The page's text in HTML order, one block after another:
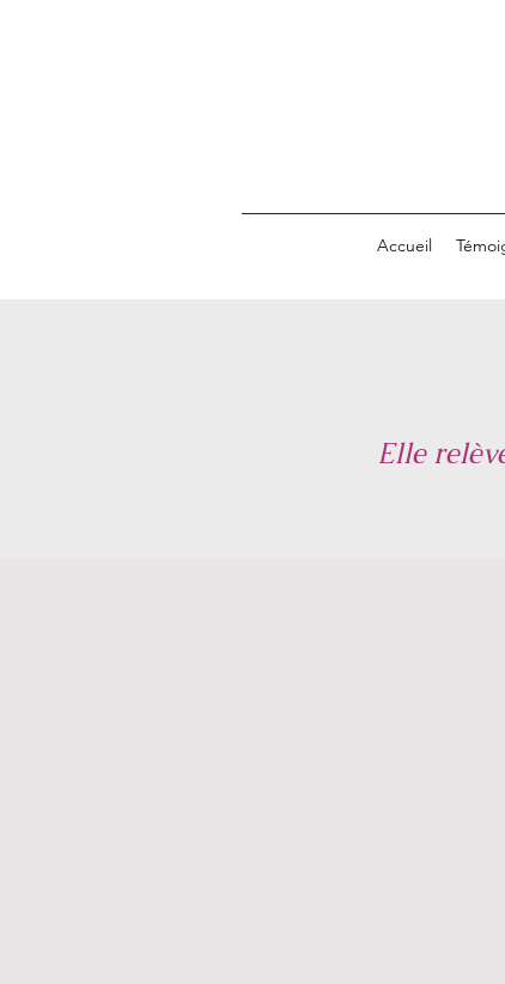
Accueil
Elle